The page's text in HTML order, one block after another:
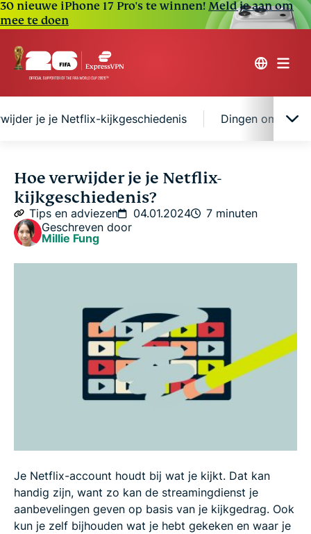
30 nieuwe iPhone 17 Pro's te winnen!Meld je aan om
mee te doen
je je Netflix-kijkgeschiedenis Dingen om te
Waarom moet je je Netflix-kijkgeschiedenis
verwijderen?
Wat gebeurt er als je je Netflix-geschiedenis
verwijdert?
Dingen om te overwegen voordat je je Netflix-
geschiedenis verwijdert
Veelgestelde vragen over het verwijderen van je
Netflix-geschiedenis
Hoe verwijder je je Netflix-
kijkgeschiedenis?
Tips en adviezen 04.01.2024
7 minuten
Geschreven door
Millie Fung
Je Netflix-account houdt bij wat je kijkt. Dat kan
handig zijn, want zo kan de streamingdienst je
aanbevelingen geven op basis van je kijkgedrag. Ook
kun je zelf bijhouden wat je hebt gekeken en waar je